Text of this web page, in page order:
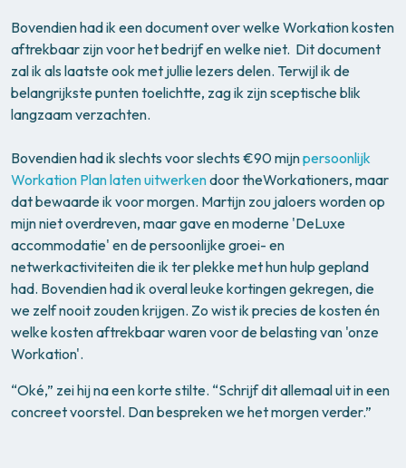
Bovendien had ik een document over welke Workation kosten
aftrekbaar zijn voor het bedrijf en welke niet. Dit document
zal ik als laatste ook met jullie lezers delen. Terwijl ik de
belangrijkste punten toelichtte, zag ik zijn sceptische blik
langzaam verzachten.
Bovendien had ik slechts voor slechts €90 mijnpersoonlijk
Workation Plan laten uitwerkendoor theWorkationers, maar
dat bewaarde ik voor morgen. Martijn zou jaloers worden op
mijn niet overdreven, maar gave en moderne 'DeLuxe
accommodatie' en de persoonlijke groei- en
netwerkactiviteiten die ik ter plekke met hun hulp gepland
had. Bovendien had ik overal leuke kortingen gekregen, die
we zelf nooit zouden krijgen. Zo wist ik precies de kosten én
welke kosten aftrekbaar waren voor de belasting van 'onze
Workation'.
“Oké,” zei hij na een korte stilte. “Schrijf dit allemaal uit in een
concreet voorstel. Dan bespreken we het morgen verder.”